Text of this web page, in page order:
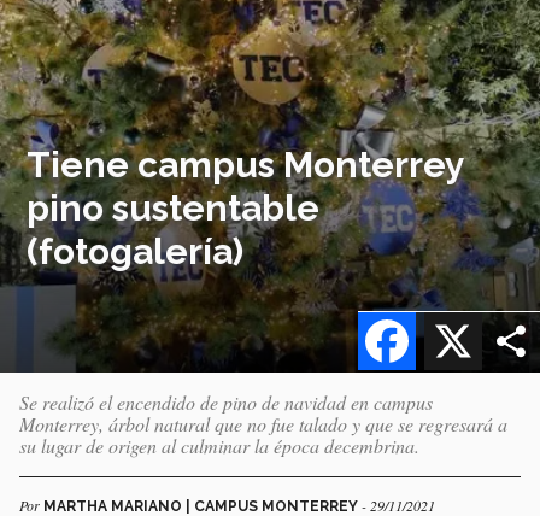
Tiene campus Monterrey
pino sustentable
(fotogalería)
X
Facebook
Se realizó el encendido de pino de navidad en campus
Monterrey, árbol natural que no fue talado y que se regresará a
su lugar de origen al culminar la época decembrina.
Por MARTHA MARIANO | CAMPUS MONTERREY - 29/11/2021